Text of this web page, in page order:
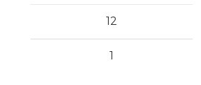
12
1